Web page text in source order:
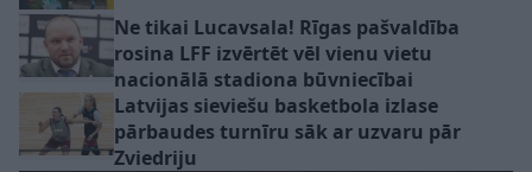
Ne tikai Lucavsala! Rīgas pašvaldība
rosina LFF izvērtēt vēl vienu vietu
nacionālā stadiona būvniecībai
Latvijas sieviešu basketbola izlase
pārbaudes turnīru sāk ar uzvaru pār
Zviedriju